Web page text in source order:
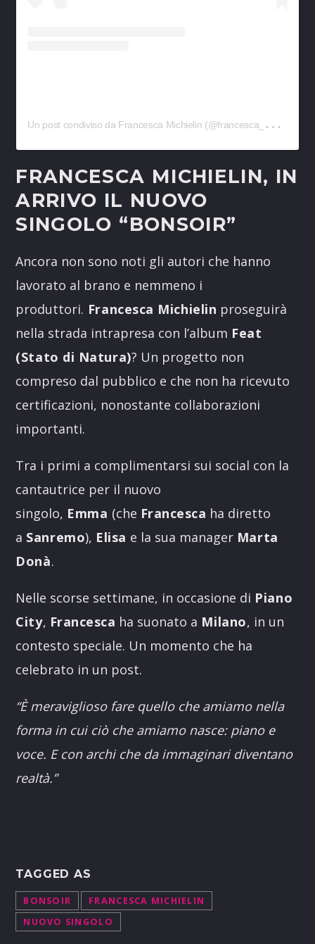
U
n post condiviso da Francesca Michielin (@francesca_michielin)
FRANCESCA MICHIELIN, IN
ARRIVO IL NUOVO
SINGOLO “BONSOIR”
Ancora non sono noti gli autori che hanno
lavorato al brano e nemmeno i
produttori. Francesca Michielin proseguirà
nella strada intrapresa con l’album Feat
(Stato di Natura)? Un progetto non
compreso dal pubblico e che non ha ricevuto
certificazioni, nonostante collaborazioni
importanti.
Tra i primi a complimentarsi sui social con la
cantautrice per il nuovo
singolo, Emma (che Francesca ha diretto
a Sanremo), Elisa e la sua manager Marta
Donà.
Nelle scorse settimane, in occasione di Piano
City, Francesca ha suonato a Milano, in un
contesto speciale. Un momento che ha
celebrato in un post.
“È meraviglioso fare quello che amiamo nella
forma in cui ciò che amiamo nasce: piano e
voce. E con archi che da immaginari diventano
realtà.”
TAGGED AS
BONSOIR
FRANCESCA MICHIELIN
NUOVO SINGOLO